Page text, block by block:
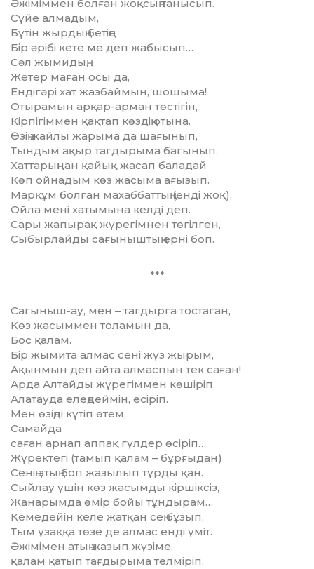
Әжіміммен болған жоқсың танысып.
Сүйе алмадым,
Бүтін жырдың бетіңе
Бір әрібі кете ме деп жабысып…
Сәл жымидың,
Жетер маған осы да,
Ендігәрі хат жазбаймын, шошыма!
Отырамын арқар-арман төстігін,
Кірпігіммен қақтап көздің отына.
Өзің жайлы жарыма да шағынып,
Тындым ақыр тағдырыма бағынып.
Хаттарыңнан қайық жасап баладай
Көп ойнадым көз жасыма ағызып.
Марқұм болған махаббаттың (енді жоқ),
Ойла мені хатымына келді деп.
Сары жапырақ жүрегімнен төгілген,
Сыбырлайды сағыныштың ерні боп.
***
Cағыныш-ау, мен – тағдырға тостаған,
Көз жасыммен толамын да,
Бос қалам.
Бір жымита алмас сені жүз жырым,
Ақынмын деп айта алмаспын тек саған!
Арда Алтайды жүрегіммен көшіріп,
Алатауда елеңдеймін, есіріп.
Мен өзіңді күтіп өтем,
Самайда
саған арнап аппақ гүлдер өсіріп…
Жүректегі (тамып қалам – бұрғыдан)
Сенің атың боп жазылып тұрды қан.
Сыйлау үшін көз жасымды кіршіксіз,
Жанарымда өмір бойы тұндырам…
Кемедейін келе жатқан сең бұзып,
Тым ұзаққа төзе де алмас енді үміт.
Әжімімен атың жазып жүзіме,
қалам қатып тағдырыма телміріп.